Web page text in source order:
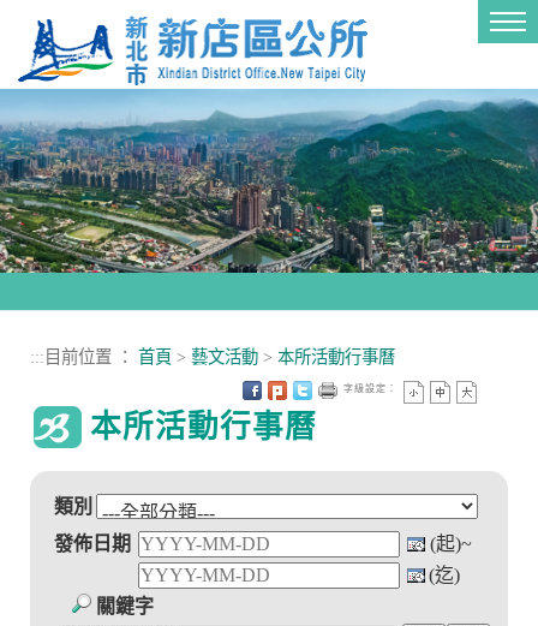
::: 目前位置 ： 首頁 > 藝文活動 > 本所活動行事曆
本所活動行事曆
字級設定：
類別
發佈日期
(起)~
(迄)
關鍵字